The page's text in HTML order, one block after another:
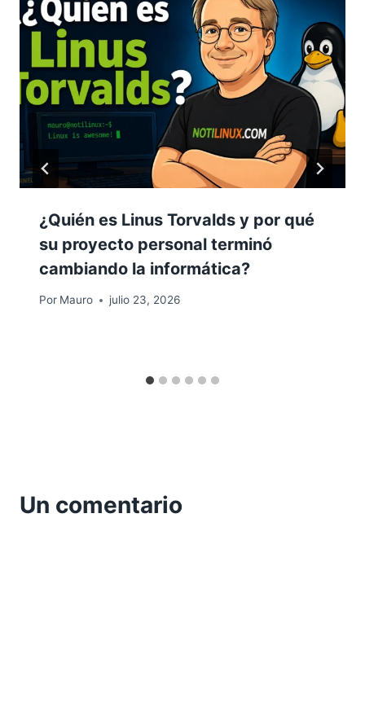
¿Quién es Linus Torvalds y por qué
su proyecto personal terminó
cambiando la informática?
Por Mauro julio 23, 2026
Un comentario